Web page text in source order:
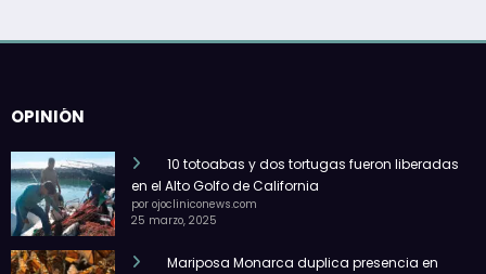
OPINIÓN
10 totoabas y dos tortugas fueron liberadas
en el Alto Golfo de California
por ojocliniconews.com
25 marzo, 2025
Mariposa Monarca duplica presencia en